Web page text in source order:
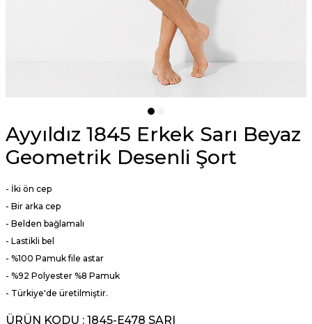
Ayyıldız 1845 Erkek Sarı Beyaz
Geometrik Desenli Şort
- İki ön cep
- Bir arka cep
- Belden bağlamalı
- Lastikli bel
- %100 Pamuk file astar
- %92 Polyester %8 Pamuk
- Türkiye'de üretilmiştir.
ÜRÜN KODU : 1845-E478 SARI